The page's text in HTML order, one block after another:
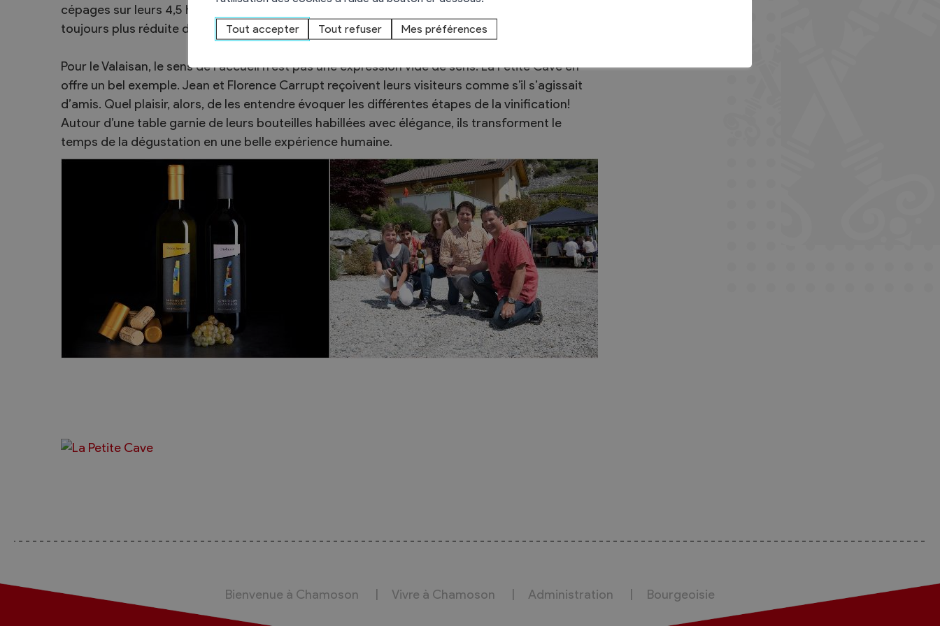
Agent communal AVS
Présentation Activités
cépages sur leurs 4,5 hectares de terre, dans le respect de la nature et avec une utilisation
toujours plus réduite de produits phytosanitaires.
Pour le Valaisan, le sens de l’accueil n’est pas une expression vide de sens. La Petite Cave en
offre un bel exemple. Jean et Florence Carrupt reçoivent leurs visiteurs comme s’il s’agissait
d’amis. Quel plaisir, alors, de les entendre évoquer les différentes étapes de la vinification!
Autour d’une table garnie de leurs bouteilles habillées avec élégance, ils transforment le
temps de la dégustation en une belle expérience humaine.
Bienvenue à Chamoson Vivre à Chamoson Administration Bourgeoisie
Tout accepter Tout refuser Mes préférences